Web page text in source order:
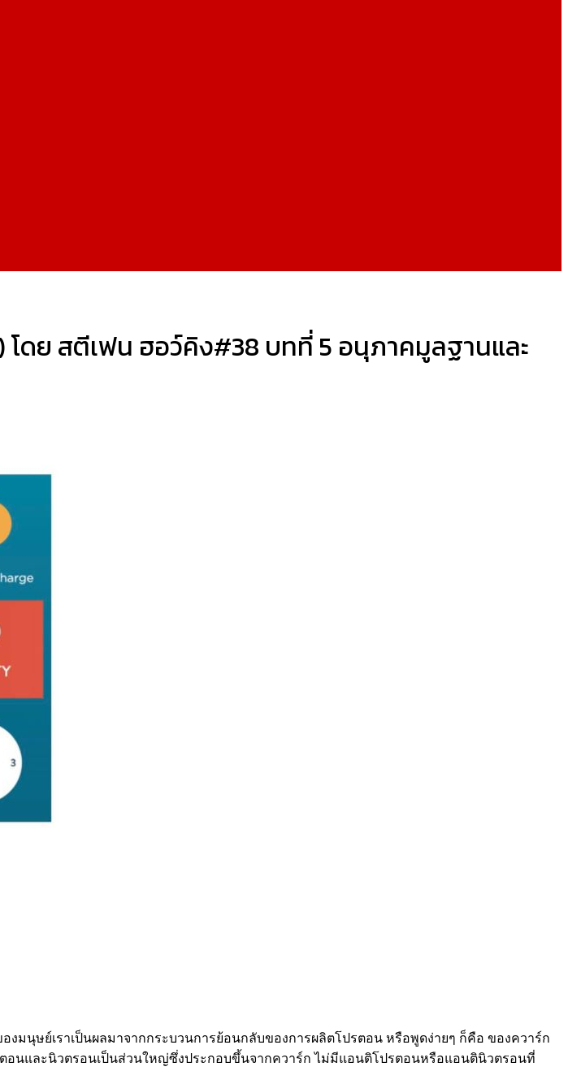
โดย สตีเฟน ฮอว์คิง#38 บทที่ 5 อนุภาคมูลฐานและ
งมนุษย์เราเป็นผลมาจากกระบวนการย้อนกลับของการผลิตโปรตอน หรือพูดง่ายๆ ก็คือ ของควาร์ก
อนและนิวตรอนเป็นส่วนใหญ่ซึ่งประกอบขึ้นจากควาร์ก ไม่มีแอนติโปรตอนหรือแอนตินิวตรอนที่